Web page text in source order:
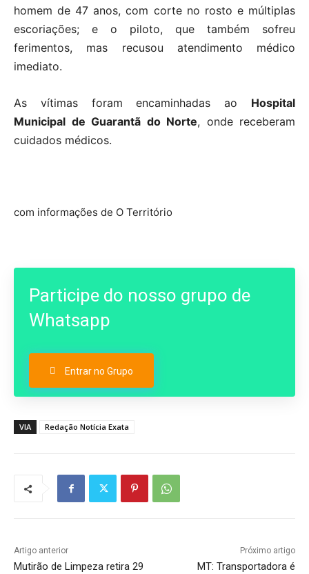
homem de 47 anos, com corte no rosto e múltiplas
escoriações; e o piloto, que também sofreu
ferimentos, mas recusou atendimento médico
imediato.
As vítimas foram encaminhadas ao Hospital
Municipal de Guarantã do Norte, onde receberam
cuidados médicos.
com informações de O Território
Participe do nosso grupo de
Whatsapp
Entrar no Grupo
VIA Redação Notícia Exata
Artigo anterior
Mutirão de Limpeza retira 29
Próximo artigo
MT: Transportadora é